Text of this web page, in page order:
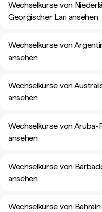
Wechselkurse von
Georgischer Lari ansehen
Wechselkurse von
ansehen
Wechselkurse von
ansehen
Wechselkurse von Aruba-
ansehen
Wechselkurse von
ansehen
Wechselkurse von